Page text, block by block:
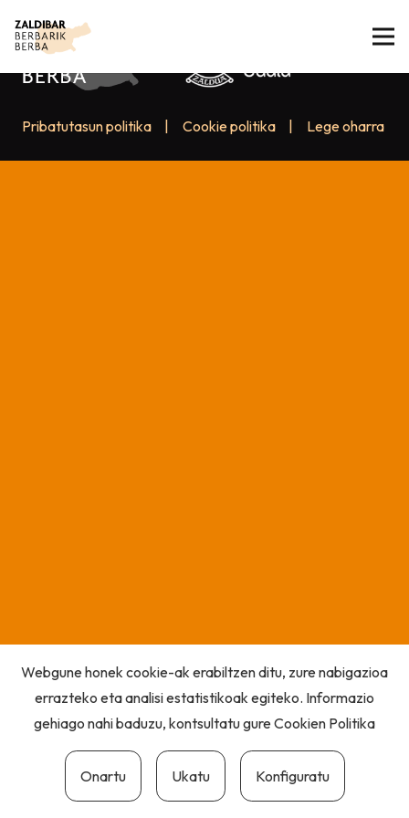
Pribatutasun politika Cookie politika Lege oharra
Webgune honek cookie-ak erabiltzen ditu, zure nabigazioa
errazteko eta analisi estatistikoak egiteko. Informazio
gehiago nahi baduzu, kontsultatu gureCookien Politika
Onartu Ukatu Konfiguratu